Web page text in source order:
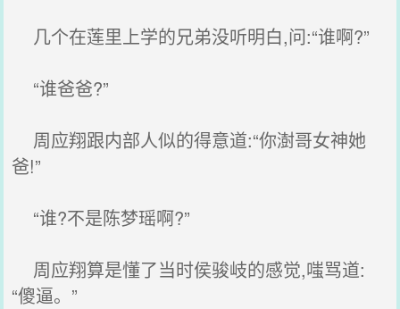
几个在莲里上学的兄弟没听明白,问:“谁啊?”
“谁爸爸?”
周应翔跟内部人似的得意道:“你澍哥女神她
爸!”
“谁?不是陈梦瑶啊?”
周应翔算是懂了当时侯骏岐的感觉,嗤骂道:
“傻逼。”